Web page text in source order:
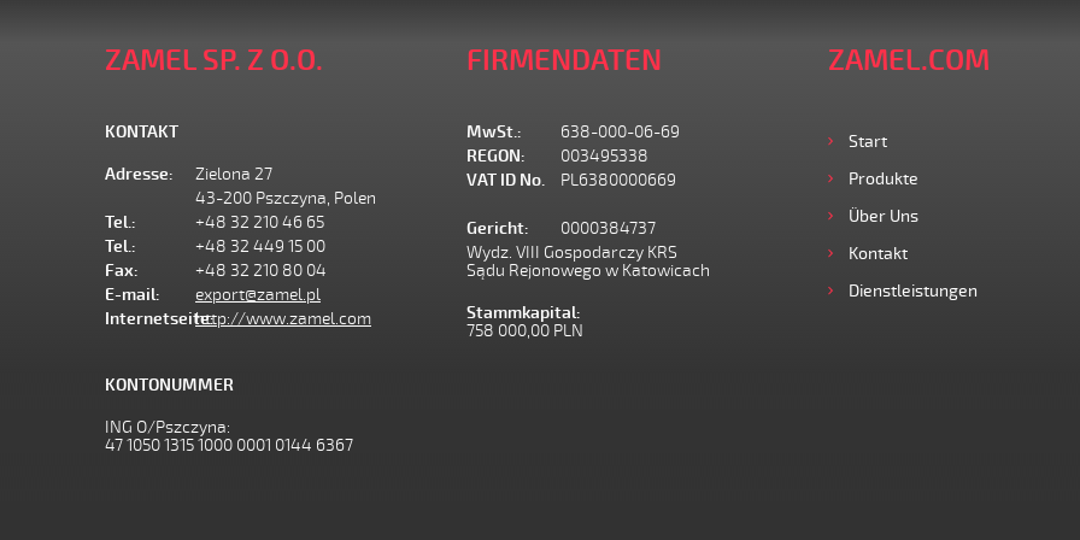
ZAMEL SP. Z O.O.
KONTAKT
Adresse:
Zielona 27
43-200 Pszczyna, Polen
Tel.:
+48 32 210 46 65
Tel.:
+48 32 449 15 00
Fax:
+48 32 210 80 04
E-mail:
export@zamel.pl
Internetseite:http://www.zamel.com
KONTONUMMER
ING O/Pszczyna:
47 1050 1315 1000 0001 0144 6367
FIRMENDATEN
MwSt.:
638-000-06-69
REGON:
003495338
VAT ID No.
PL6380000669
Gericht:
0000384737
Wydz. VIII Gospodarczy KRS
Sądu Rejonowego w Katowicach
Stammkapital:
758 000,00 PLN
ZAMEL.COM
Start
Produkte
Über Uns
Kontakt
Dienstleistungen